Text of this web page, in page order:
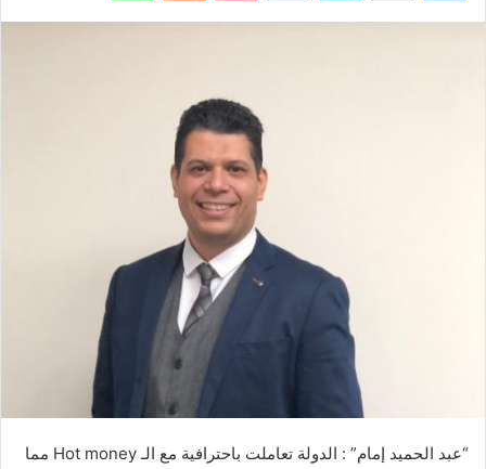
“عبد الحميد إمام” : الدولة تعاملت باحترافية مع الـ Hot money مما